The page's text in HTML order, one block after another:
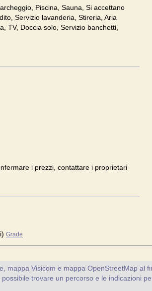
Piscina, Sauna, Si accettano
Servizio lavanderia, Stireria, Aria
TV, Doccia solo, Servizio banchetti,
i prezzi, contattare i proprietari
Grade
mappa Visicom e mappa OpenStreetMap al
trovare un percorso e le indicazioni